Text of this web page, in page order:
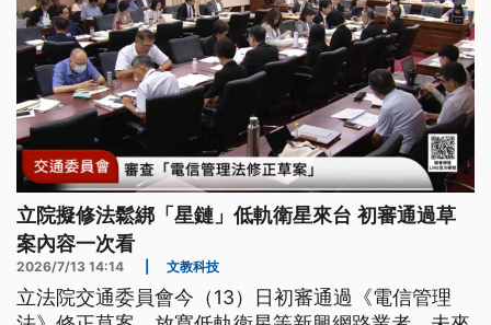
立院擬修法鬆綁「星鏈」低軌衛星來台 初審通過草
案內容一次看
2026/7/13 14:14 文教科技
立法院交通委員會今（13）日初審通過《電信管理